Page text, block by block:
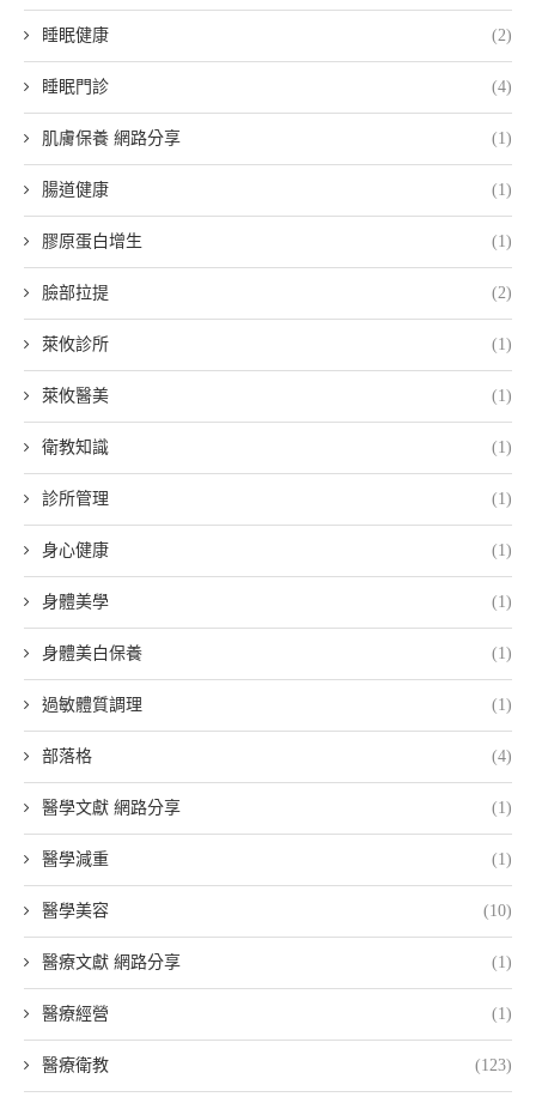
睡眠健康 (2)
睡眠門診 (4)
肌膚保養 網路分享 (1)
腸道健康 (1)
膠原蛋白增生 (1)
臉部拉提 (2)
萊攸診所 (1)
萊攸醫美 (1)
衛教知識 (1)
診所管理 (1)
身心健康 (1)
身體美學 (1)
身體美白保養 (1)
過敏體質調理 (1)
部落格 (4)
醫學文獻 網路分享 (1)
醫學減重 (1)
醫學美容 (10)
醫療文獻 網路分享 (1)
醫療經營 (1)
醫療衛教 (123)